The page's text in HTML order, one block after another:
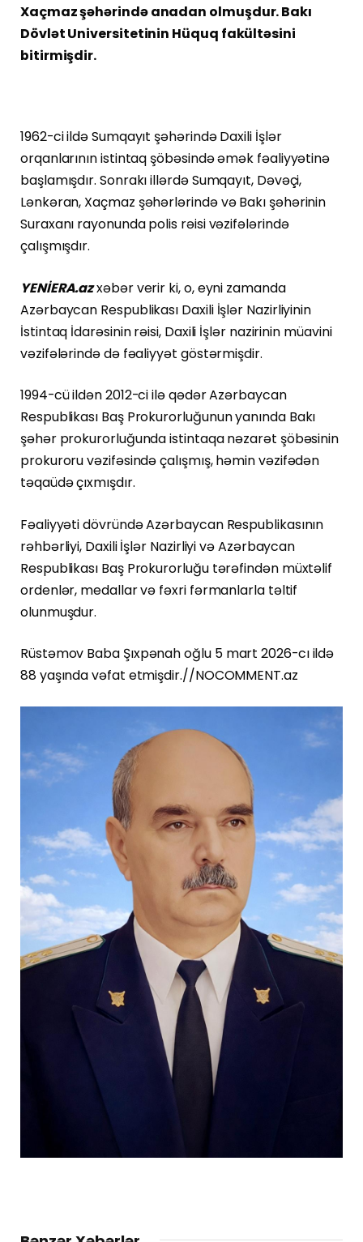
Xaçmaz şəhərində anadan olmuşdur. Bakı
Dövlət Universitetinin Hüquq fakültəsini
bitirmişdir.
1962-ci ildə Sumqayıt şəhərində Daxili İşlər
orqanlarının istintaq şöbəsində əmək fəaliyyətinə
başlamışdır. Sonrakı illərdə Sumqayıt, Dəvəçi,
Lənkəran, Xaçmaz şəhərlərində və Bakı şəhərinin
Suraxanı rayonunda polis rəisi vəzifələrində
çalışmışdır.
YENİERA.azxəbər verir ki, o, eyni zamanda
Azərbaycan Respublikası Daxili İşlər Nazirliyinin
İstintaq İdarəsinin rəisi, Daxili İşlər nazirinin müavini
vəzifələrində də fəaliyyət göstərmişdir.
1994-cü ildən 2012-ci ilə qədər Azərbaycan
Respublikası Baş Prokurorluğunun yanında Bakı
şəhər prokurorluğunda istintaqa nəzarət şöbəsinin
prokuroru vəzifəsində çalışmış, həmin vəzifədən
təqaüdə çıxmışdır.
Fəaliyyəti dövründə Azərbaycan Respublikasının
rəhbərliyi, Daxili İşlər Nazirliyi və Azərbaycan
Respublikası Baş Prokurorluğu tərəfindən müxtəlif
ordenlər, medallar və fəxri fərmanlarla təltif
olunmuşdur.
Rüstəmov Baba Şıxpənah oğlu 5 mart 2026-cı ildə
88 yaşında vəfat etmişdir.//NOCOMMENT.az